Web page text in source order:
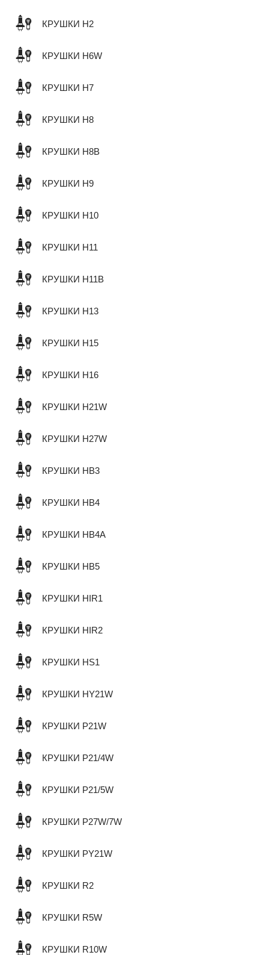
КРУШКИ H2
КРУШКИ H6W
КРУШКИ H7
КРУШКИ H8
КРУШКИ H8B
КРУШКИ H9
КРУШКИ H10
КРУШКИ H11
КРУШКИ H11B
КРУШКИ H13
КРУШКИ H15
КРУШКИ H16
КРУШКИ H21W
КРУШКИ H27W
КРУШКИ HB3
КРУШКИ HB4
КРУШКИ HB4A
КРУШКИ HB5
КРУШКИ HIR1
КРУШКИ HIR2
КРУШКИ HS1
КРУШКИ HY21W
КРУШКИ P21W
КРУШКИ P21/4W
КРУШКИ P21/5W
КРУШКИ P27W/7W
КРУШКИ PY21W
КРУШКИ R2
КРУШКИ R5W
КРУШКИ R10W